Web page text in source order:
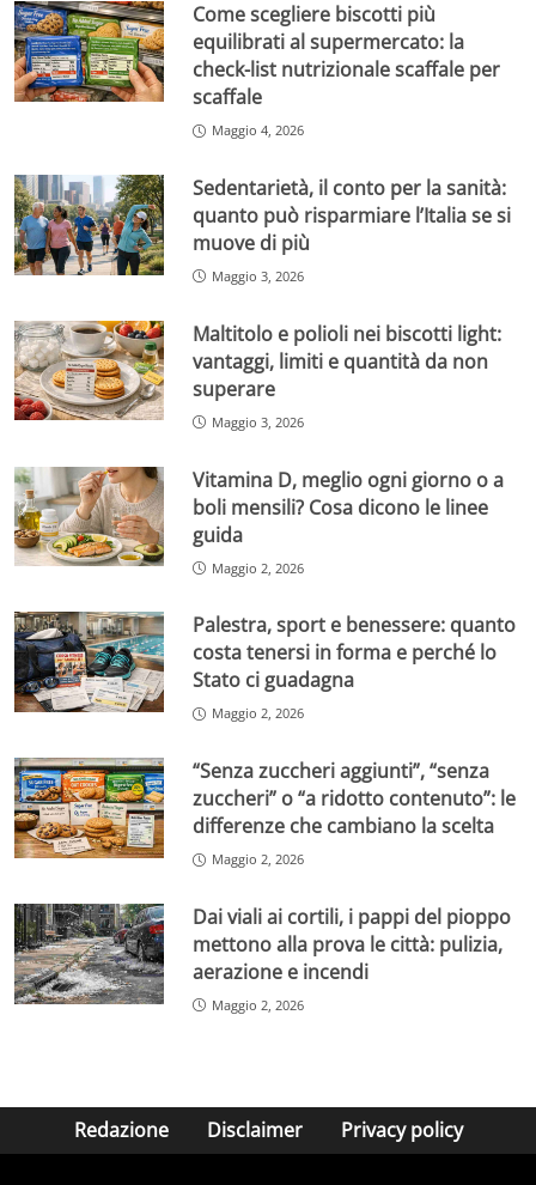
Come scegliere biscotti più
equilibrati al supermercato: la
check-list nutrizionale scaffale per
scaffale
Maggio 4, 2026
Sedentarietà, il conto per la sanità:
quanto può risparmiare l’Italia se si
muove di più
Maggio 3, 2026
Maltitolo e polioli nei biscotti light:
vantaggi, limiti e quantità da non
superare
Maggio 3, 2026
Vitamina D, meglio ogni giorno o a
boli mensili? Cosa dicono le linee
guida
Maggio 2, 2026
Palestra, sport e benessere: quanto
costa tenersi in forma e perché lo
Stato ci guadagna
Maggio 2, 2026
“Senza zuccheri aggiunti”, “senza
zuccheri” o “a ridotto contenuto”: le
differenze che cambiano la scelta
Maggio 2, 2026
Dai viali ai cortili, i pappi del pioppo
mettono alla prova le città: pulizia,
aerazione e incendi
Maggio 2, 2026
Redazione Disclaimer Privacy policy